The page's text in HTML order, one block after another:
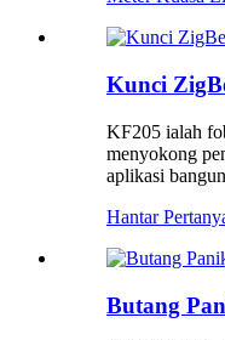
Kunci
KF205 ialah
menyokong
aplikasi
Hantar
Butang